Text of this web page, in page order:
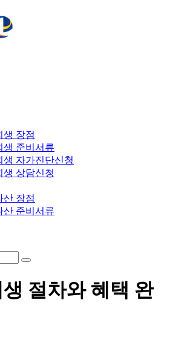
생 장점
생 준비서류
생 자가진단신청
생 상담신청
산 장점
산 준비서류
절차와 혜택 완